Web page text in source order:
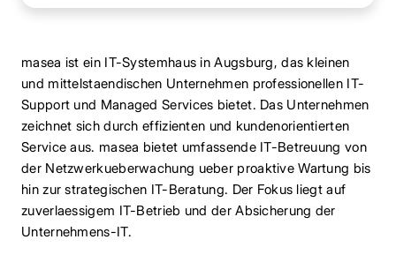
masea ist ein IT-Systemhaus in Augsburg, das kleinen
und mittelstaendischen Unternehmen professionellen IT-
Support und Managed Services bietet. Das Unternehmen
zeichnet sich durch effizienten und kundenorientierten
Service aus. masea bietet umfassende IT-Betreuung von
der Netzwerkueberwachung ueber proaktive Wartung bis
hin zur strategischen IT-Beratung. Der Fokus liegt auf
zuverlaessigem IT-Betrieb und der Absicherung der
Unternehmens-IT.